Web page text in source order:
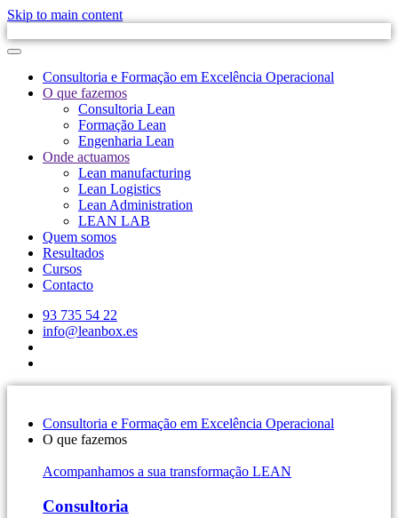
Skip to main content
Consultoria e Formação em Excelência Operacional
O que fazemos
Consultoria Lean
Formação Lean
Engenharia Lean
Onde actuamos
Lean manufacturing
Lean Logistics
Lean Administration
LEAN LAB
Quem somos
Resultados
Cursos
Contacto
93 735 54 22
info@leanbox.es
Consultoria e Formação em Excelência Operacional
O que fazemos
Acompanhamos a sua transformação LEAN
Consultoria